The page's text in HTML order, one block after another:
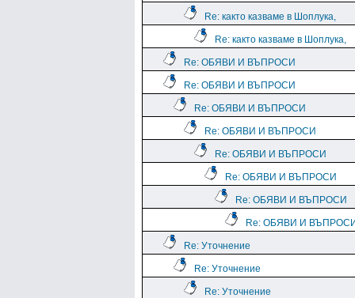
Re: както казваме в Шоплука,
Re: както казваме в Шоплука,
Re: ОБЯВИ И ВЪПРОСИ
Re: ОБЯВИ И ВЪПРОСИ
Re: ОБЯВИ И ВЪПРОСИ
Re: ОБЯВИ И ВЪПРОСИ
Re: ОБЯВИ И ВЪПРОСИ
Re: ОБЯВИ И ВЪПРОСИ
Re: ОБЯВИ И ВЪПРОСИ
Re: ОБЯВИ И
Re: Уточнение
Re: Уточнение
Re: Уточнение